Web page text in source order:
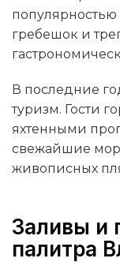
популярностью
гребешок и
В последние
туризм. Гости
яхтенными
свежайшие
живописных
Заливы и
палитра